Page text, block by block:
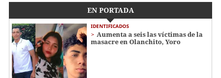
EN PORTADA
IDENTIFICADOS
Aumenta a seis las víctimas de la
masacre en Olanchito, Yoro